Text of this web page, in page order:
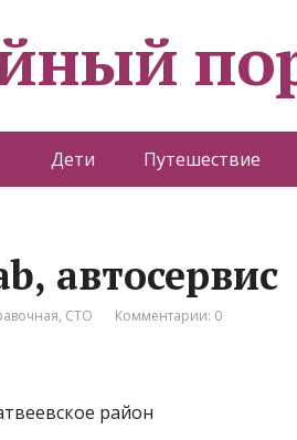
Дети Путешествие
автосервис
, СТО Комментарии: 0
район